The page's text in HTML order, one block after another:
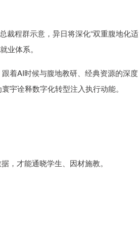
裁程群示意，异日将深化“双重腹地化适
业体系。
着AI时候与腹地教研、经典资源的深度
宇诠释数字化转型注入执行动能。
，才能通晓学生、因材施教。